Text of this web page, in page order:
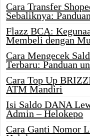
Cara Transfer
Sebaliknya:
Flazz BCA:
Membeli dengan
Cara Mengecek
Terbaru: Panduan
Cara Top Up
ATM Mandiri
Isi Saldo DANA
Admin – Helokepo
Cara Ganti Nomor